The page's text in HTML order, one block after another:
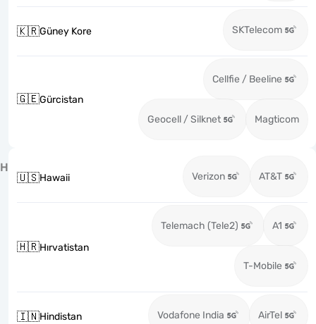
🇰🇷Güney Kore SKTelecom
🇬🇪Gürcistan
Cellfie / Beeline
Geocell / Silknet Magticom
H
🇺🇸Hawaii Verizon AT&T
🇭🇷Hırvatistan
Telemach (Tele2) A1
T-Mobile
🇮🇳Hindistan Vodafone India AirTel